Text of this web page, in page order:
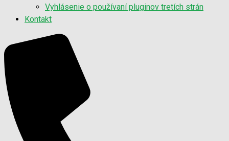
Vyhlásenie o používaní pluginov tretích strán
Kontakt